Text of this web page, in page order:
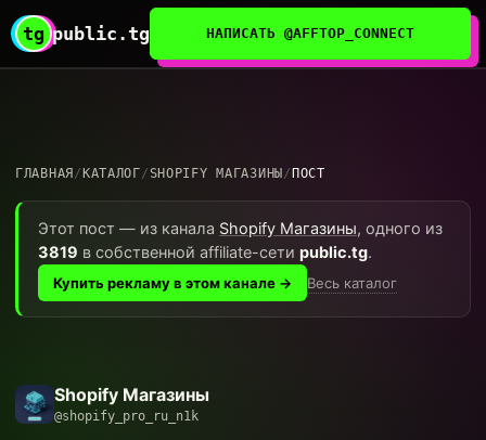
tg public.tg НАПИСАТЬ @AFFTOP_CONNECT
ГЛАВНАЯ / КАТАЛОГ/ SHOPIFY МАГАЗИНЫ / ПОСТ
Этот пост — из канала Shopify Магазины, одного из
3819 в собственной affiliate-сети public.tg.
Купить рекламу в этом канале → Весь каталог
Shopify Магазины
@shopify_pro_ru_n1k